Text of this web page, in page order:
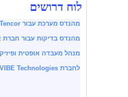
לוח דרושים
מהנדס מערכת עבור KLA Tencor במגדל-העמק
מהנדס בדיקות עבור חברת
מנהל מעבדה אופטית
לחברת VIBE Technologies דרוש מהנדס תוכנה